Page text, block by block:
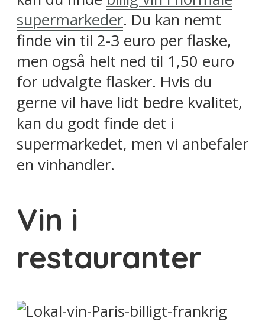
supermarkeder. Du kan nemt
finde vin til 2-3 euro per flaske,
men også helt ned til 1,50 euro
for udvalgte flasker. Hvis du
gerne vil have lidt bedre kvalitet,
kan du godt finde det i
supermarkedet, men vi anbefaler
en vinhandler.
Vin i
restauranter